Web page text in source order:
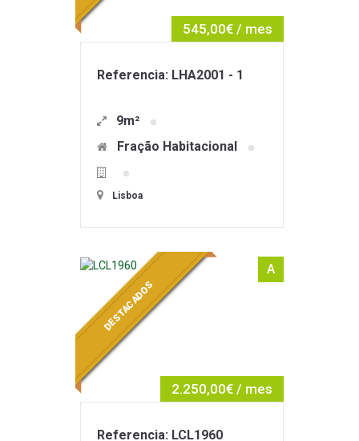
545,00€ / mes
Referencia: LHA2001 - 1
9m²
Fração Habitacional
Lisboa
A
2.250,00€ / mes
DESTACADOS
Referencia: LCL1960